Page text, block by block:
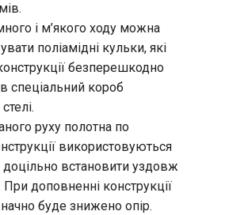
і м’якого ходу можна
поліамідні кульки, які
безперешкодно
спеціальний короб
руху полотна по
використовуються
доцільно встановити уздовж
При доповненні конструкції
буде знижено опір.